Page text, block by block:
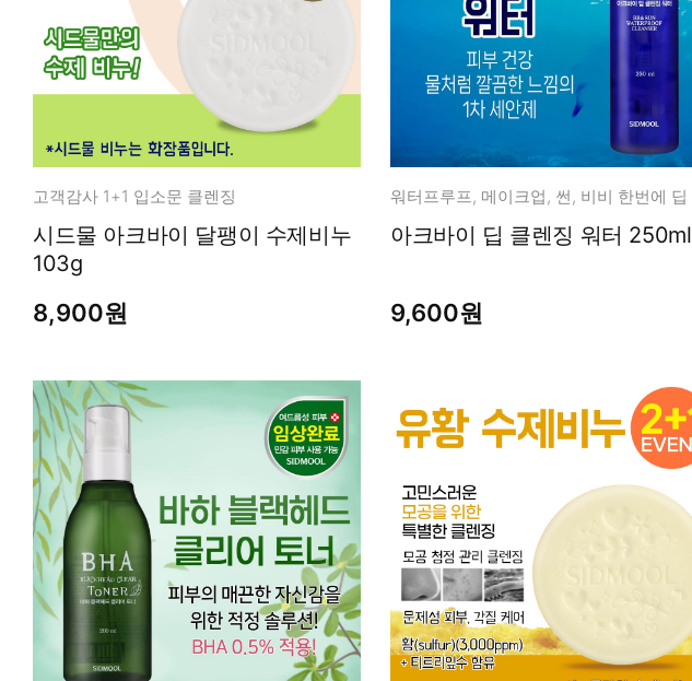
고객감사 1+1 입소문 클렌징
시드물 아크바이 달팽이 수제비누
103g
8,900원
아크바이 딥 클렌징 워터 250ml
9,600원